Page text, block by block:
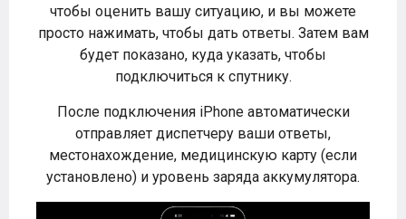
чтобы оценить вашу ситуацию, и вы можете
просто нажимать, чтобы дать ответы. Затем вам
будет показано, куда указать, чтобы
подключиться к спутнику.
После подключения iPhone автоматически
отправляет диспетчеру ваши ответы,
местонахождение, медицинскую карту (если
установлено) и уровень заряда аккумулятора.